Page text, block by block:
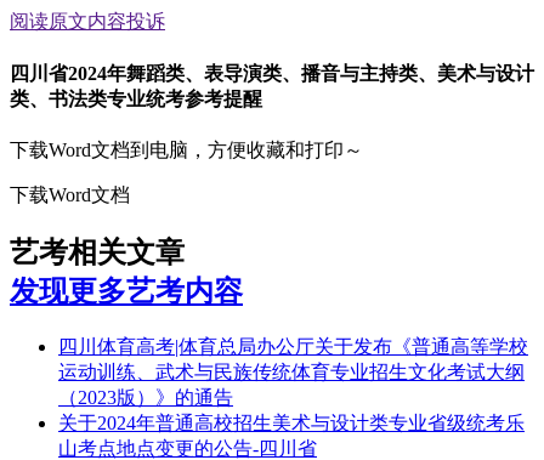
阅读原文内容投诉
四川省2024年舞蹈类、表导演类、播音与主持类、美术与设计
类、书法类专业统考参考提醒
下载Word文档到电脑，方便收藏和打印～
下载Word文档
艺考相关文章
发现更多艺考内容
四川体育高考|体育总局办公厅关于发布《普通高等学校
运动训练、武术与民族传统体育专业招生文化考试大纲
（2023版）》的通告
关于2024年普通高校招生美术与设计类专业省级统考乐
山考点地点变更的公告-四川省